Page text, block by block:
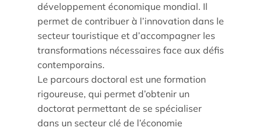
développement économique mondial. Il
permet de contribuer à l’innovation dans le
secteur touristique et d’accompagner les
transformations nécessaires face aux défis
contemporains.
Le parcours doctoral est une formation
rigoureuse, qui permet d’obtenir un
doctorat permettant de se spécialiser
dans un secteur clé de l’économie